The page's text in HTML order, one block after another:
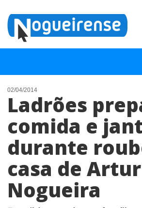
NOTÍCIAS
LISTA DIGITAL
TELEFONES ÚTEIS
CONTATO
ANUNCIE
02/04/2014
Ladrões
comida e
durante
casa de Artur
Nogueira